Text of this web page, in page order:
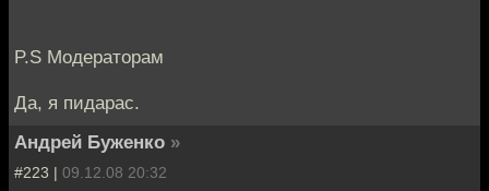
P.S Модераторам
Да, я пидарас.
Андрей Буженко »
#223 | 09.12.08 20:32